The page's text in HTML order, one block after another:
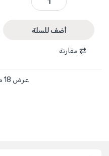
TAC2202301 - حجر قص معدن 9 انش سماكة 2مم TOTAL quantity
أضف للسلة
مقارنة
عرض ⁦18⁩ من كل النتائج